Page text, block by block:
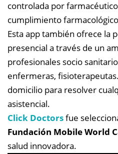
controlada por
cumplimiento
Esta app también ofrece la
presencial a través de un
profesionales socio
enfermeras,
domicilio para resolver
asistencial.
Click Doctorsfue
Fundación Mobile World
salud innovadora.